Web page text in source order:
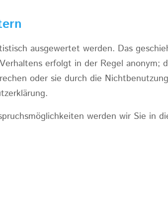
ausgewertet werden. Das
erfolgt in der Regel anonym;
oder sie durch die
werden wir Sie in